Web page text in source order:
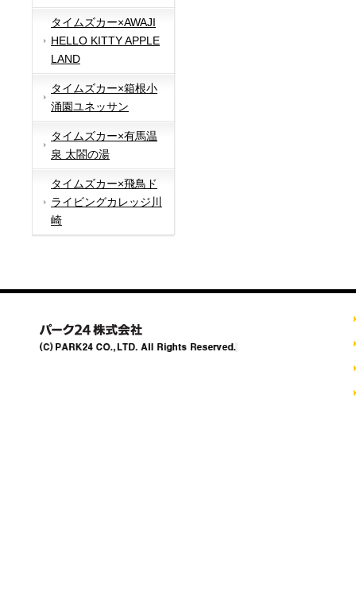
タイムズカー×AWAJI
HELLO KITTY APPLE
LAND
タイムズカー×箱根小
涌園ユネッサン
タイムズカー×有馬温
泉 太閤の湯
タイムズカー×飛鳥ド
ライビングカレッジ川
崎